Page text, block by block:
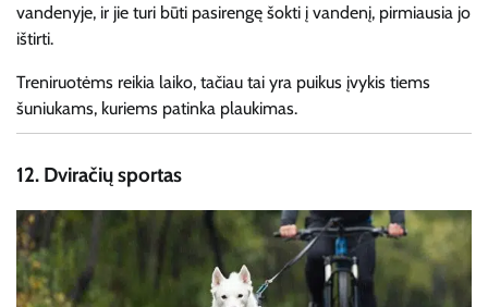
vandenyje, ir jie turi būti pasirengę šokti į vandenį, pirmiausia jo
ištirti.
Treniruotėms reikia laiko, tačiau tai yra puikus įvykis tiems
šuniukams, kuriems patinka plaukimas.
12. Dviračių sportas